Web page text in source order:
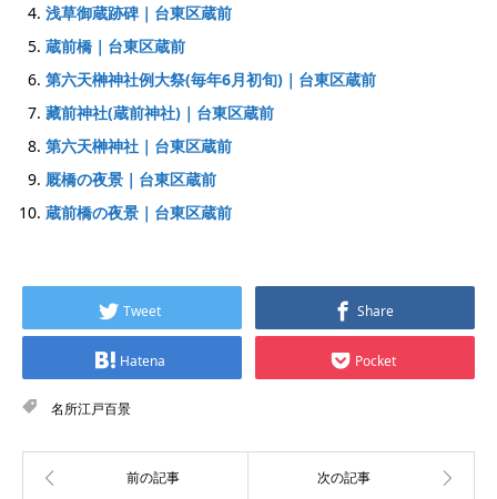
浅草御蔵跡碑｜台東区蔵前
蔵前橋｜台東区蔵前
第六天榊神社例大祭(毎年6月初旬)｜台東区蔵前
藏前神社(蔵前神社)｜台東区蔵前
第六天榊神社｜台東区蔵前
厩橋の夜景｜台東区蔵前
蔵前橋の夜景｜台東区蔵前
Tweet Share
Hatena Pocket
名所江戸百景